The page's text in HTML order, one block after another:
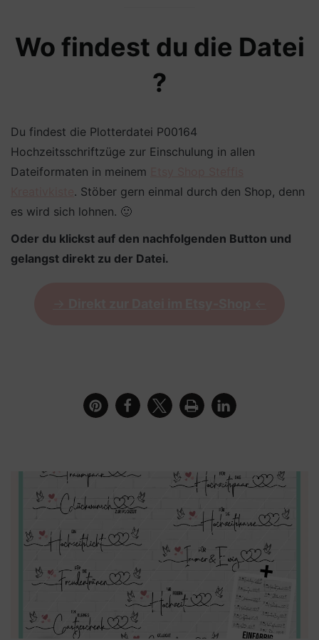
Wo findest du die Datei
?
Du findest die Plotterdatei P00164
Hochzeitsschriftzüge zur Einschulung in allen
Dateiformaten in meinem
. Stöber gern einmal durch den Shop, denn
es wird sich lohnen. 🙂
Oder du klickst auf den nachfolgenden Button und
gelangst direkt zu der Datei.